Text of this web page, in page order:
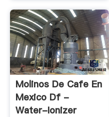
Molinos De Cafe En
Mexico Df -
Water-Ionizer